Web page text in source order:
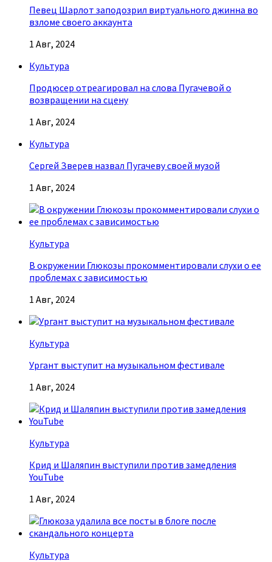
Певец Шарлот заподозрил виртуального джинна во
взломе своего аккаунта
1 Авг, 2024
Культура
Продюсер отреагировал на слова Пугачевой о
возвращении на сцену
1 Авг, 2024
Культура
Сергей Зверев назвал Пугачеву своей музой
1 Авг, 2024
Культура
В окружении Глюкозы прокомментировали слухи о ее
проблемах с зависимостью
1 Авг, 2024
Культура
Ургант выступит на музыкальном фестивале
1 Авг, 2024
Культура
Крид и Шаляпин выступили против замедления
YouTube
1 Авг, 2024
Культура